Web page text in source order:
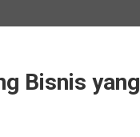
Bisnis yang